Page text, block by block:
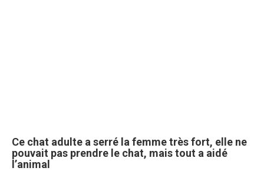
Ce chat adulte a serré la femme très fort, elle ne
pouvait pas prendre le chat, mais tout a aidé
l’animal